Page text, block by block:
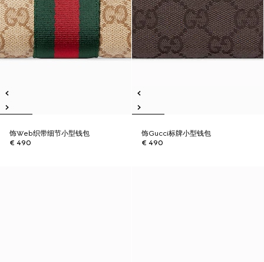
饰Web织带细节小型钱包
€ 490
饰Gucci标牌小型钱包
€ 490